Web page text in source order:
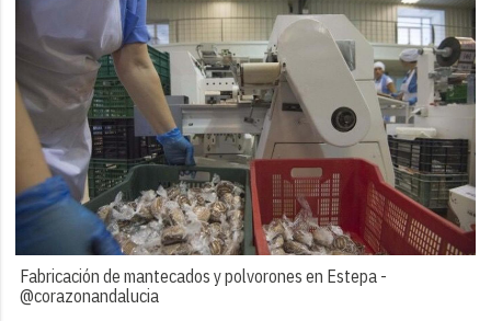
Fabricación de mantecados y polvorones en Estepa -
@corazonandalucia